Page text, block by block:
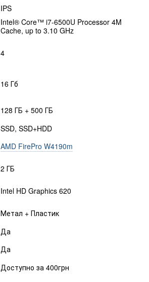
IPS
Intel® Core™ i7-6500U Processor 4M
Cache, up to 3.10 GHz
4
16 Гб
128 ГБ + 500 ГБ
SSD, SSD+HDD
AMD FirePro W4190m
2 ГБ
Intel HD Graphics 620
Метал + Пластик
Да
Да
Доступно за 400грн